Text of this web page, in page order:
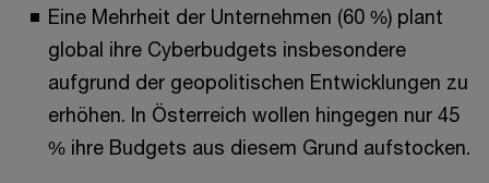
Eine Mehrheit der Unternehmen (60 %) plant
global ihre Cyberbudgets insbesondere
aufgrund der geopolitischen Entwicklungen zu
erhöhen. In Österreich wollen hingegen nur 45
% ihre Budgets aus diesem Grund aufstocken.